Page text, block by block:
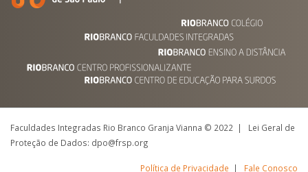
Faculdades Integradas Rio Branco Granja Vianna © 2022 | Lei Geral de
Proteção de Dados: dpo@frsp.org
Política de Privacidade | Fale Conosco